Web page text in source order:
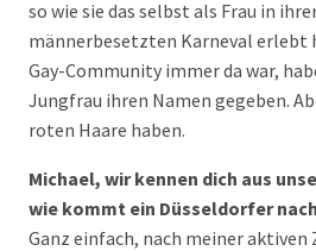
so wie sie das selbst als Frau in
männerbesetzten Karneval erlebt
Gay-Community immer da war,
Jungfrau ihren Namen gegeben.
roten Haare haben.
Michael, wir kennen dich aus
wie kommt ein Düsseldorfer
Ganz einfach, nach meiner aktiven